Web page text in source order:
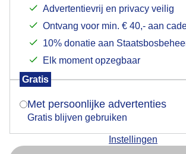
Advertentievrij en privacy veilig
Ontvang voor min. € 40,- aan
10% donatie aan
Elk moment opzegbaar
Gratis
Met persoonlijke advertenties
Gratis blijven gebruiken
Instellingen
Indien je hier nog geen akkoord op
verschijnt er zo een pop-up uit je
Is goed, toon de
Nu niet, misschien